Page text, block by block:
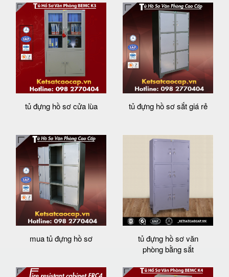
tủ đựng hồ sơ cửa lùa tủ đựng hồ sơ sắt giá rẻ
mua tủ đựng hồ sơ
tủ đựng hồ sơ văn
phòng bằng sắt